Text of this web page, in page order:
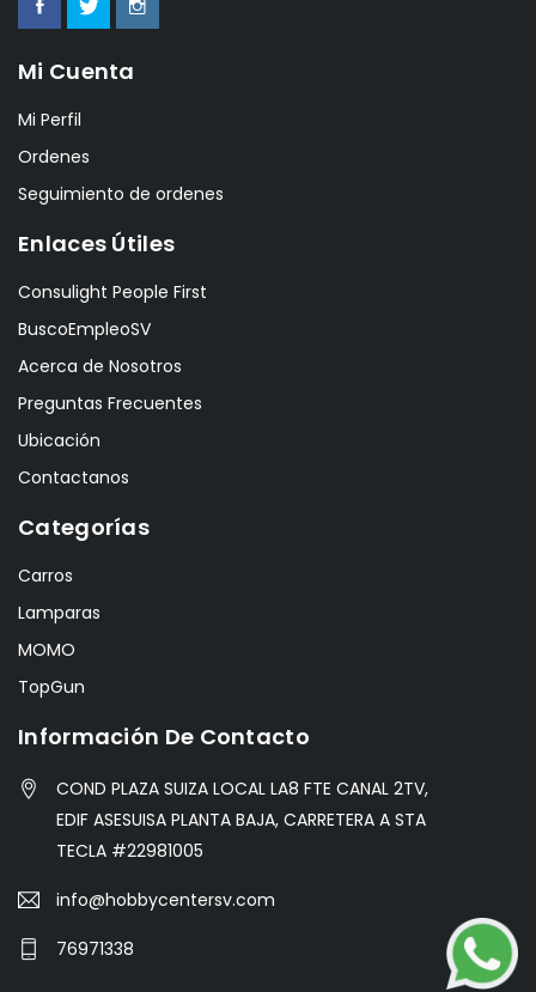
Mi Cuenta
Mi Perfil
Ordenes
Seguimiento de ordenes
Enlaces Útiles
Consulight People First
BuscoEmpleoSV
Acerca de Nosotros
Preguntas Frecuentes
Ubicación
Contactanos
Categorías
Carros
Lamparas
MOMO
TopGun
Información De Contacto
COND PLAZA SUIZA LOCAL LA8 FTE CANAL 2TV,
EDIF ASESUISA PLANTA BAJA, CARRETERA A STA
TECLA #22981005
info@hobbycentersv.com
76971338